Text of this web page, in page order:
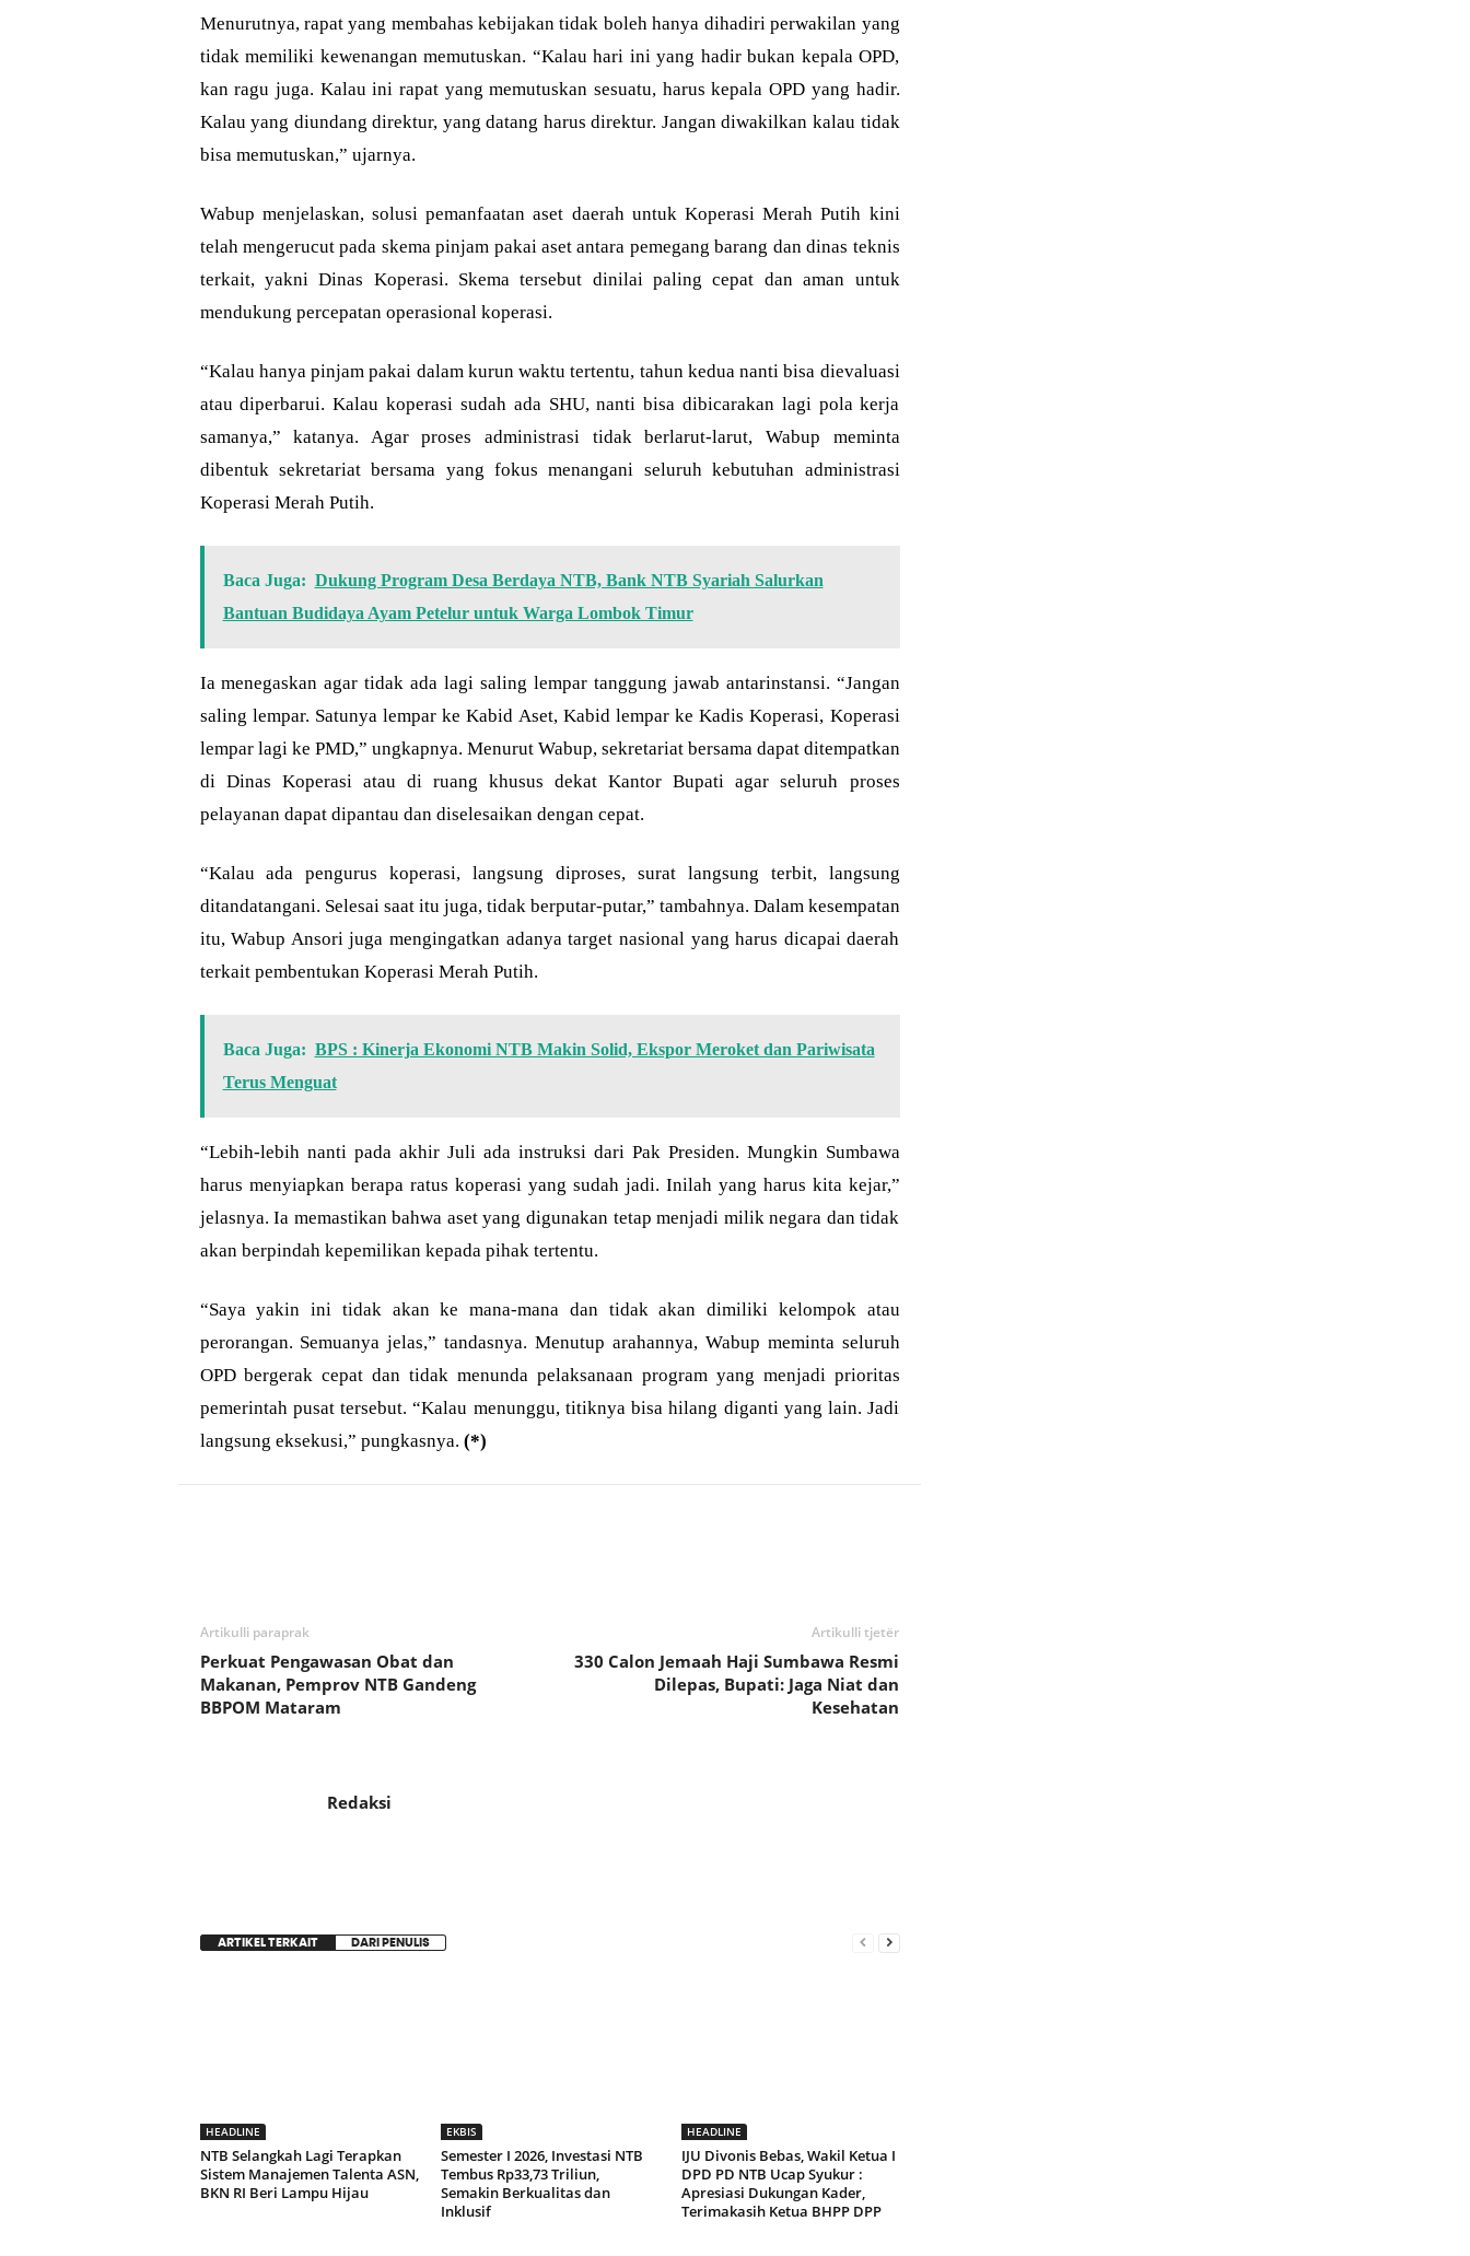
Menurutnya, rapat yang membahas kebijakan tidak boleh hanya dihadiri perwakilan yang
tidak memiliki kewenangan memutuskan. “Kalau hari ini yang hadir bukan kepala OPD,
kan ragu juga. Kalau ini rapat yang memutuskan sesuatu, harus kepala OPD yang hadir.
Kalau yang diundang direktur, yang datang harus direktur. Jangan diwakilkan kalau tidak
bisa memutuskan,” ujarnya.
Wabup menjelaskan, solusi pemanfaatan aset daerah untuk Koperasi Merah Putih kini
telah mengerucut pada skema pinjam pakai aset antara pemegang barang dan dinas teknis
terkait, yakni Dinas Koperasi. Skema tersebut dinilai paling cepat dan aman untuk
mendukung percepatan operasional koperasi.
“Kalau hanya pinjam pakai dalam kurun waktu tertentu, tahun kedua nanti bisa dievaluasi
atau diperbarui. Kalau koperasi sudah ada SHU, nanti bisa dibicarakan lagi pola kerja
samanya,” katanya. Agar proses administrasi tidak berlarut-larut, Wabup meminta
dibentuk sekretariat bersama yang fokus menangani seluruh kebutuhan administrasi
Koperasi Merah Putih.
Baca Juga: Dukung Program Desa Berdaya NTB, Bank NTB Syariah Salurkan
Bantuan Budidaya Ayam Petelur untuk Warga Lombok Timur
Ia menegaskan agar tidak ada lagi saling lempar tanggung jawab antarinstansi. “Jangan
saling lempar. Satunya lempar ke Kabid Aset, Kabid lempar ke Kadis Koperasi, Koperasi
lempar lagi ke PMD,” ungkapnya. Menurut Wabup, sekretariat bersama dapat ditempatkan
di Dinas Koperasi atau di ruang khusus dekat Kantor Bupati agar seluruh proses
pelayanan dapat dipantau dan diselesaikan dengan cepat.
“Kalau ada pengurus koperasi, langsung diproses, surat langsung terbit, langsung
ditandatangani. Selesai saat itu juga, tidak berputar-putar,” tambahnya. Dalam kesempatan
itu, Wabup Ansori juga mengingatkan adanya target nasional yang harus dicapai daerah
terkait pembentukan Koperasi Merah Putih.
Baca Juga: BPS : Kinerja Ekonomi NTB Makin Solid, Ekspor Meroket dan Pariwisata
Terus Menguat
“Lebih-lebih nanti pada akhir Juli ada instruksi dari Pak Presiden. Mungkin Sumbawa
harus menyiapkan berapa ratus koperasi yang sudah jadi. Inilah yang harus kita kejar,”
jelasnya. Ia memastikan bahwa aset yang digunakan tetap menjadi milik negara dan tidak
akan berpindah kepemilikan kepada pihak tertentu.
“Saya yakin ini tidak akan ke mana-mana dan tidak akan dimiliki kelompok atau
perorangan. Semuanya jelas,” tandasnya. Menutup arahannya, Wabup meminta seluruh
OPD bergerak cepat dan tidak menunda pelaksanaan program yang menjadi prioritas
pemerintah pusat tersebut. “Kalau menunggu, titiknya bisa hilang diganti yang lain. Jadi
langsung eksekusi,” pungkasnya. (*)
Artikulli paraprak
Perkuat Pengawasan Obat dan
Makanan, Pemprov NTB Gandeng
BBPOM Mataram
Artikulli tjetër
330 Calon Jemaah Haji Sumbawa Resmi
Dilepas, Bupati: Jaga Niat dan
Kesehatan
Redaksi
ARTIKEL TERKAIT DARI PENULIS
HEADLINE
NTB Selangkah Lagi Terapkan
Sistem Manajemen Talenta ASN,
BKN RI Beri Lampu Hijau
EKBIS
Semester I 2026, Investasi NTB
Tembus Rp33,73 Triliun,
Semakin Berkualitas dan
Inklusif
HEADLINE
IJU Divonis Bebas, Wakil Ketua I
DPD PD NTB Ucap Syukur :
Apresiasi Dukungan Kader,
Terimakasih Ketua BHPP DPP